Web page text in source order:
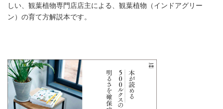
しい、観葉植物専門店店主による、観葉植物（インドアグリー
ン）の育て方解説本です。